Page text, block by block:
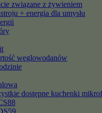
związane z żywieniem
+ energia dla umysłu
węglowodanów
dostępne kuchenki